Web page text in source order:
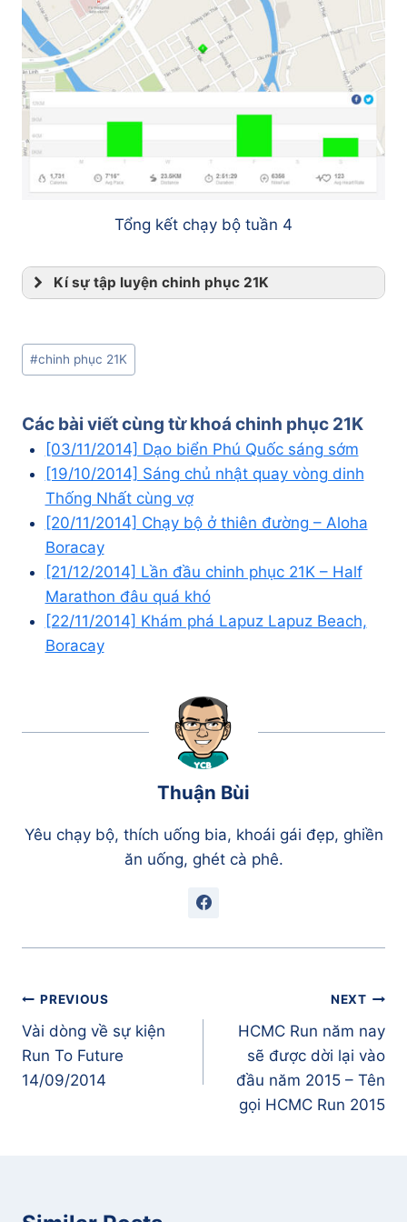
Tổng kết chạy bộ tuần 4
Kí sự tập luyện chinh phục 21K
[Tuần 1] Tập luyện hướng đến chinh phục
21K HCMC Run 2014
Run 2014
[Tuần 3] Tập luyện chinh phục 21K – Hoàn
thành giai đoạn 1
[Tuần 4] Tập luyện chinh phục 21K – Bắt đầu
giai đoạn 2
[Tuần 5] Tập luyện chinh phục 21K – Tạm
xõa một tuần
[Tuần 6] Tập luyện chinh phục 21K – Làm lại
từ đầu
[Tuần 7] Tập luyện chinh phục 21K – Chạy
bộ, đá banh và hưởng thụ cuộc sống
[19/10/2014] Sáng chủ nhật quay vòng dinh
Thống Nhất cùng vợ
[Tuần 9] Tập luyện chinh phục 21K – Ăn
[Tuần 10] Tập luyện chinh phục 21K – Trở lại
[Tuần 11] Tập luyện chinh phục 21K – Dang
[Tuần 12] Tập luyện chinh phục 21K – Khám
[Tuần 13] Tập luyện chinh phục 21K – Bắt
[20/11/2014] Chạy bộ ở thiên đường – Aloha
[22/11/2014] Khám phá Lapuz Lapuz Beach,
Boracay
[Tuần 14] Tập luyện chinh phục 21K – Khám
[Tuần 17] Tập luyện chinh phục 21K – Trên
Post
Tags:
#chinh phục 21K
Các bài viết cùng từ khoá chinh phục 21K
[03/11/2014] Dạo biển Phú Quốc sáng sớm
[19/10/2014] Sáng chủ nhật quay vòng dinh
Thống Nhất cùng vợ
[20/11/2014] Chạy bộ ở thiên đường – Aloha
Boracay
[21/12/2014] Lần đầu chinh phục 21K – Half
Marathon đâu quá khó
[22/11/2014] Khám phá Lapuz Lapuz Beach,
Boracay
Thuận Bùi
Yêu chạy bộ, thích uống bia, khoái gái đẹp, ghiền
ăn uống, ghét cà phê.
Điều
hướng
bài
viết
PREVIOUS
Vài dòng về sự kiện
Run To Future
14/09/2014
NEXT
HCMC Run năm nay
sẽ được dời lại vào
đầu năm 2015 – Tên
gọi HCMC Run 2015